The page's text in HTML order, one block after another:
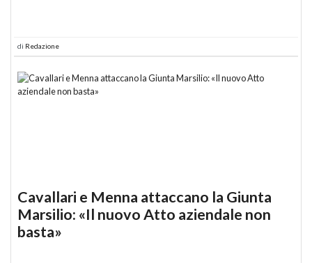
di Redazione
Cavallari e Menna attaccano la Giunta
Marsilio: «Il nuovo Atto aziendale non
basta»